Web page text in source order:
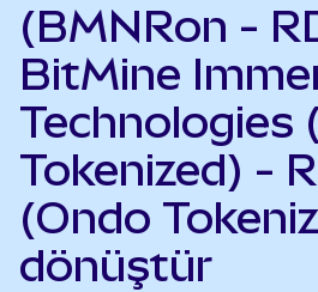
(BMNRon -
BitMine
Technologies
Tokenized) -
(Ondo
dönüştür